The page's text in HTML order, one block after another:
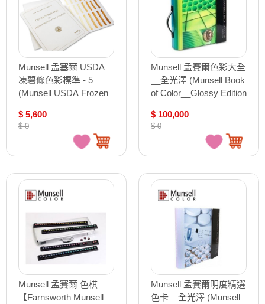
Munsell 孟塞爾 USDA
凍薯條色彩標準 - 5
(Munsell USDA Frozen
per pack)【接受預購商
品】
$ 5,600
$ 0
Munsell 孟賽爾色彩大全
__全光澤 (Munsell Book
of Color__Glossy Edition
詢】
$ 100,000
$ 0
Munsell 孟賽爾 色棋
【Farnsworth Munsell
Munsell 孟賽爾明度精選
色卡__全光澤 (Munsell